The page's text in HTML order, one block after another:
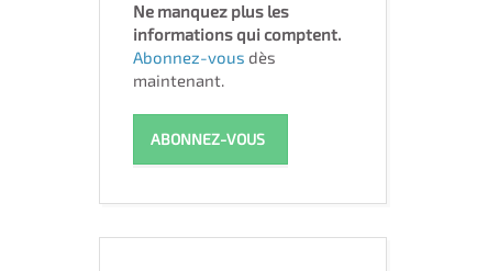
Ne manquez plus les
informations qui comptent.
Abonnez-vous dès
maintenant.
ABONNEZ-VOUS